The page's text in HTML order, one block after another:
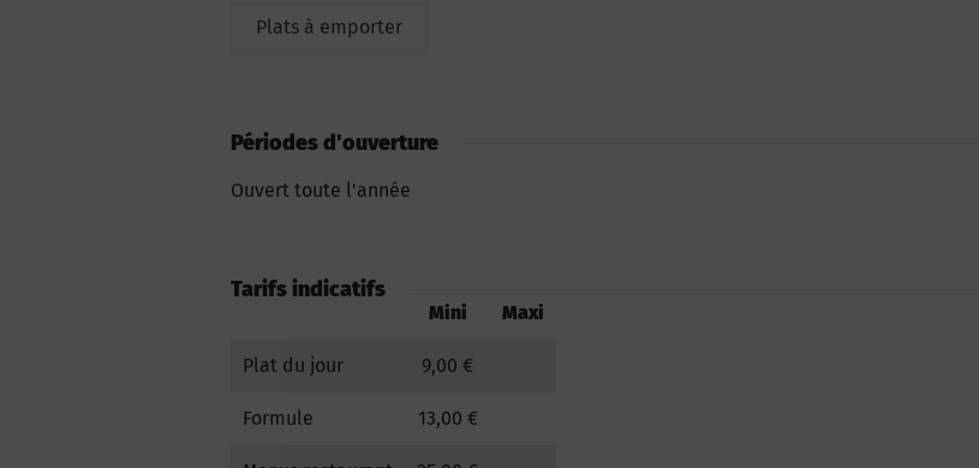
Plats à emporter
Périodes d'ouverture
Ouvert toute l'année
Tarifs indicatifs
Mini Maxi
Plat du jour 9,00 €
Formule 13,00 €